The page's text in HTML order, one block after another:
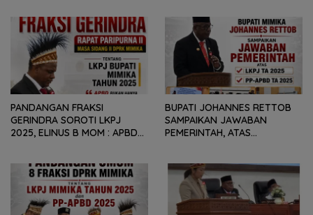
PENURUNAN FISKAL DAERAH
KEPADA PEMERINTAH DAERAH
PANDANGAN FRAKSI
GERINDRA SOROTI LKPJ
2025, ELINUS B MOM : APBD
TETAPI SEJAUH MANA
MAMPU MENJAWAB
KEBUTUHAN MASYARAKAT
BUPATI JOHANNES RETTOB
SAMPAIKAN JAWABAN
PEMERINTAH, ATAS
DAN RANPERDA PP- APBD
TAHUN ANGGARAN 2025